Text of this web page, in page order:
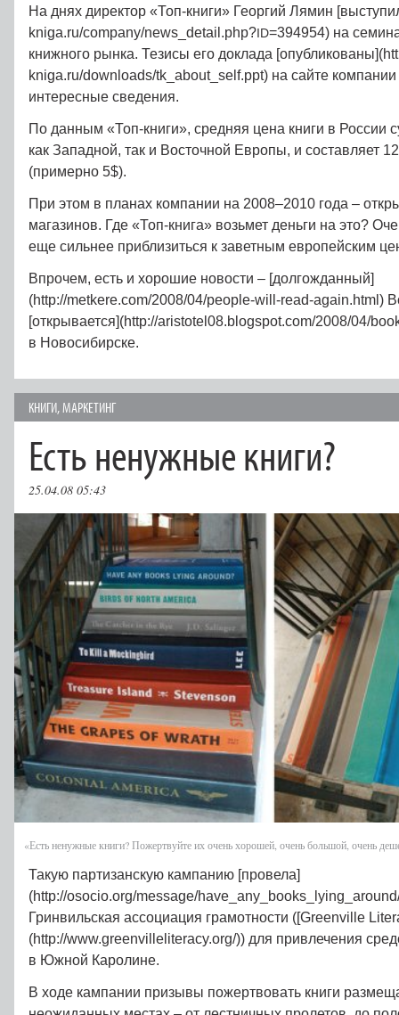
На днях директор «Топ-книги» Георгий Лямин
kniga.ru/company/news_detail.php?ID=394954) на
книжного рынка. Тезисы его доклада
kniga.ru/downloads/tk_about_self.ppt) на сайте
интересные сведения.
По данным «Топ-книги», средняя цена книги в России
как Западной, так и Восточной Европы, и составляет
(примерно 5$).
При этом в планах компании на 2008–2010 года –
магазинов. Где «Топ-книга» возьмет деньги на это?
еще сильнее приблизиться к заветным европейским
Впрочем, есть и хорошие новости – [долгожданный]
(http://metkere.com/2008/04/people-will-read-again.html)
[открывается](http://aristotel08.blogspot.com/2008/04/
в Новосибирске.
КНИГИ,МАРКЕТИНГ
Есть ненужные книги?
25.04.08 05:43
«Есть ненужные книги? Пожертвуйте их очень хорошей, очень большой, очень
Такую партизанскую кампанию [провела]
(http://osocio.org/message/
Гринвильская ассоциация грамотности ([Greenville
(http://www.greenvilleliteracy.org/)) для привлечения
в Южной Каролине.
В ходе кампании призывы пожертвовать книги